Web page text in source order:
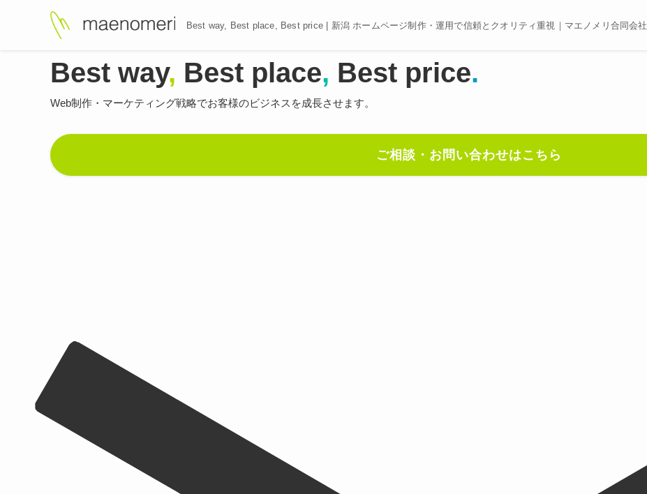
Best way, Best place, Best price | 新潟 ホームページ制作・運用で信頼とクオリティ重視｜マエノメリ合同会社
Best way, Best place, Best price.
Web制作・マーケティング戦略でお客様のビジネスを成長させます。
ご相談・お問い合わせはこちら